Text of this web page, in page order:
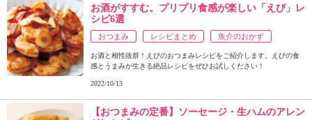
お酒がすすむ。プリプリ食感が楽しい「えび」レ
シピ6選
おつまみ レシピまとめ 魚介のおかず
お酒と相性抜群！えびのおつまみレシピをご紹介します。えびの食
感とうまみが生きる絶品レシピをぜひお試しください！
2022/10/13
【おつまみの定番】ソーセージ・生ハムのアレン